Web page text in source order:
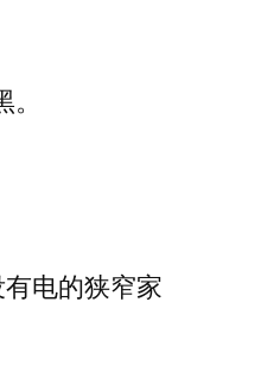
电的狭窄家